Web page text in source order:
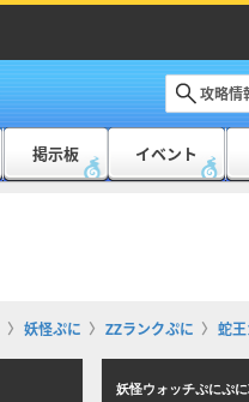
掲示板 イベント
妖怪ぷに ZZランクぷに 蛇
妖怪ウォッチぷにぷ